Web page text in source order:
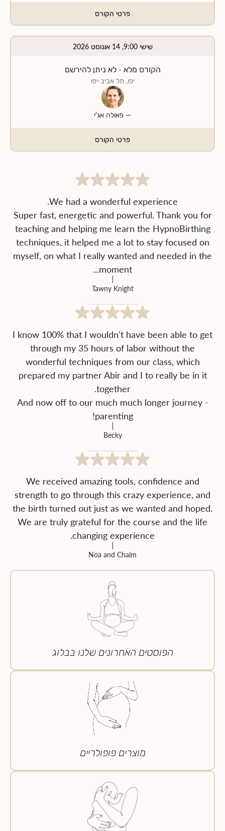
פרטי הקורס
שישי 9:00, 14 אוגוסט 2026
הקורס מלא - לא ניתן להירשם
יפו, תל אביב-יפו
— פאולה אג'י
פרטי הקורס
Super fast, energetic and powerful. Thank you for
teaching and helping me learn the HypnoBirthing
techniques, it helped me a lot to stay focused on
myself, on what I really wanted and needed in the
moment...
Tawny Knight
I know 100% that I wouldn't have been able to get
through my 35 hours of labor without the
wonderful techniques from our class, which
prepared my partner Abir and I to really be in it
And now off to our much much longer journey -
parenting!
Becky
We received amazing tools, confidence and
strength to go through this crazy experience, and
the birth turned out just as we wanted and hoped.
We are truly grateful for the course and the life
changing experience.
Noa and Chaim
הפוסטים האחרונים שלנו בבלוג
מוצרים פופולריים